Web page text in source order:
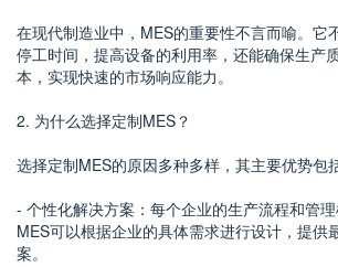
在现代制造业中，MES的重要性不言而喻。它
停工时间，提高设备的利用率，还能确保生产
本，实现快速的市场响应能力。
2. 为什么选择定制MES？
选择定制MES的原因多种多样，其主要优势包
- 个性化解决方案：每个企业的生产流程和管
MES可以根据企业的具体需求进行设计，提供
案。